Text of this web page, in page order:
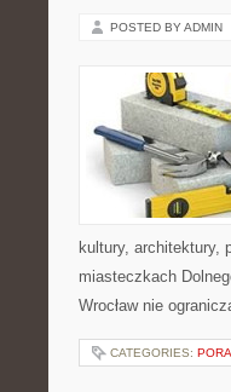
POSTED BY ADMIN
kultury, architektury,
miasteczkach
Wrocław nie
CATEGORIES: